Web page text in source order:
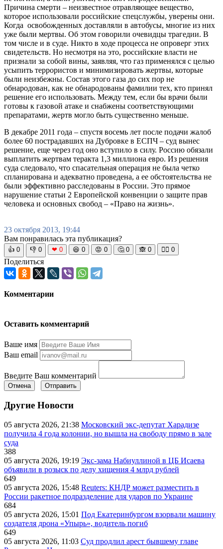
Причина смерти – неизвестное отравляющее вещество,
которое использовали российские спецслужбы, уверены они.
Когда освобожденных доставляли в автобусы, многие из них
уже были мертвы. Об этом говорили очевидцы трагедии. В
том числе и в суде. Никто в ходе процесса не опроверг этих
свидетельств. Но несмотря на это, российские власти не
признали за собой вины, заявляя, что газ применялся с целью
усыпить террористов и минимизировать жертвы, которые
были неизбежны. Состав этого газа до сих пор не
обнародован, как не обнародованы фамилии тех, кто принял
решение его использовать. Между тем, если бы врачи были
готовы к газовой атаке и снабжены соответствующими
препаратами, жертв могло быть существенно меньше.
В декабре 2011 года – спустя восемь лет после подачи жалоб
более 60 пострадавших на Дубровке в ЕСПЧ – суд вынес
решение, еще через год оно вступило в силу. Россию обязали
выплатить жертвам теракта 1,3 миллиона евро. Из решения
суда следовало, что спасательная операция не была четко
спланирована и адекватно проведена, а ее обстоятельства не
были эффективно расследованы в России. Это прямое
нарушение статьи 2 Европейской конвенции о защите прав
человека и основных свобод – «Право на жизнь».
23 октября 2013, 19:44
Вам понравилась эта публикация?
👍 0 👎 0 ❤ 0 😆 0 😡 0 🤔 0 🙈 0 🧘‍♀️ 0
Поделиться
Комментарии
Оставить комментарий
Ваше имя
Ваш email
Введите Ваш комментарий
Отмена Отправить
Другие Новости
05 августа 2026, 21:38 Московский экс-депутат Харадизе
получила 4 года колонии, но вышла на свободу прямо в зале
суда
388
05 августа 2026, 19:19 Экс-зама Набиуллиной в ЦБ Исаева
объявили в розыск по делу хищения 4 млрд рублей
649
05 августа 2026, 15:48 Reuters: КНДР может разместить в
России ракетное подразделение для ударов по Украине
684
05 августа 2026, 15:01 Под Екатеринбургом взорвали машину
создателя дрона «Упырь», водитель погиб
649
05 августа 2026, 11:03 Суд продлил арест бывшему главе